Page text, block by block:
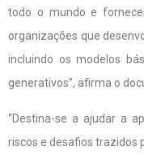
todo o mundo e
organizações que
incluindo os modelos
generativos”, afirma o
“Destina-se a ajudar a
riscos e desafios trazidos